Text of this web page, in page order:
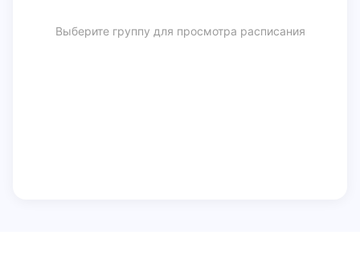
Выберите группу для просмотра расписания